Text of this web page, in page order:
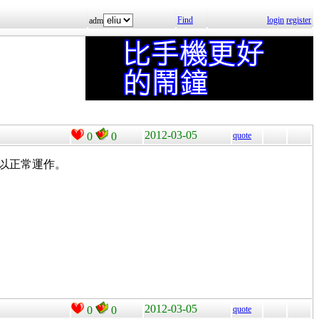
adm Find login register
0 0 2012-03-05 quote
正常運作。
0 0 2012-03-05 quote